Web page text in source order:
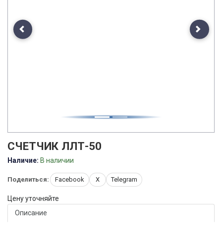
Previous Next
СЧЕТЧИК ЛЛТ-50
Наличие: В наличии
Поделиться: Facebook X Telegram
Цену уточняйте
Описание